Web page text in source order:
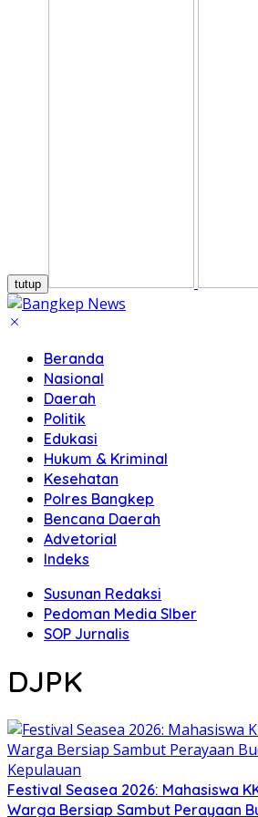
tutup
Beranda
Nasional
Daerah
Politik
Edukasi
Hukum & Kriminal
Kesehatan
Polres Bangkep
Bencana Daerah
Advetorial
Indeks
Susunan Redaksi
Pedoman Media SIber
SOP Jurnalis
DJPK
Festival Seasea 2026: Mahasiswa
Warga Bersiap Sambut Perayaan